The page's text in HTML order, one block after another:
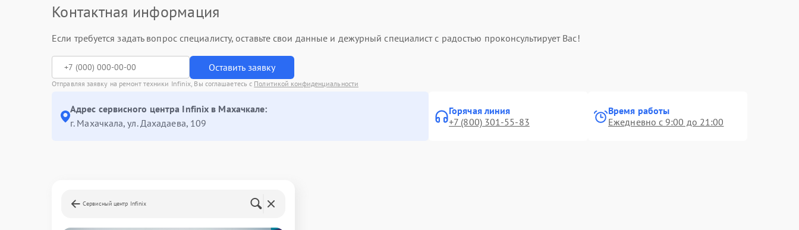
Контактная информация
Если требуется задать вопрос специалисту, оставьте свои данные и дежурный специалист с радостью проконсультирует Вас!
Оставить заявку
Отправляя заявку на ремонт техники Infinix, Вы соглашаетесь с Политикой конфиденциальности
Адрес сервисного центра Infinix в Махачкале:
г. Махачкала, ул. Дахадаева, 109
Горячая линия
+7 (800) 301-55-83
Время работы
Ежедневно с 9:00 до 21:00
Сервисный центр Infinix